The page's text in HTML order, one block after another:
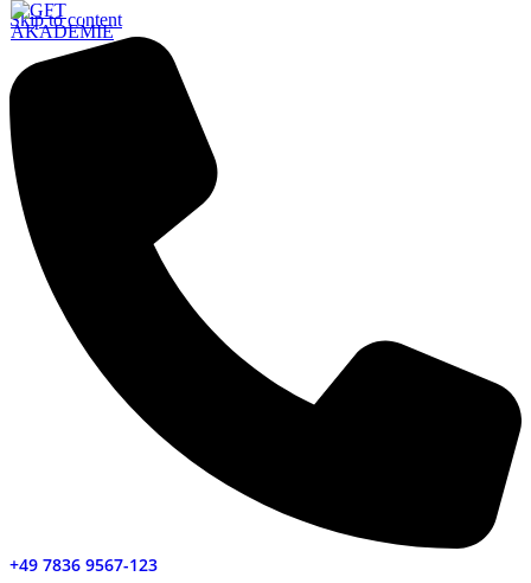
Skip to content
+49 7836 9567-123